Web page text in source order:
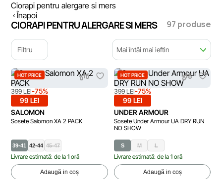
Ciorapi pentru alergare si mers
Înapoi
CIORAPI PENTRU ALERGARE SI MERS 97 produse
Filtru Mai întâi mai ieftin
HOT PRICE
399 LEI-75%
99 LEI
SALOMON
Sosete Salomon XA 2 PACK
39-41 42-44 45-47
Livrare estimată: de la 1 oră
Adaugă in coș
HOT PRICE
399 LEI-75%
99 LEI
UNDER ARMOUR
Sosete Under Armour UA DRY RUN
NO SHOW
S M L
Livrare estimată: de la 1 oră
Adaugă in coș